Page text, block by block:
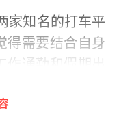
家知名的打车平
得需要结合自身
作通勤和假期出
约车，一周大约
用如祺出行网约